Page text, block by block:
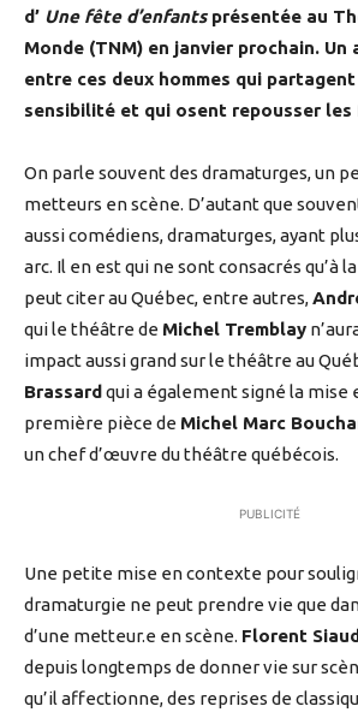
d’ Une fête d’enfantsprésentée au
Monde (TNM) en janvier prochain.
entre ces deux hommes qui partagent
sensibilité et qui osent repousser
On parle souvent des dramaturges, un
metteurs en scène. D’autant que
aussi comédiens, dramaturges, ayant
arc. Il en est qui ne sont consacrés qu’à
peut citer au Québec, entre autres,
qui le théâtre de Michel Tremblay
impact aussi grand sur le théâtre au
Brassardqui a également signé la mise
première pièce de Michel Marc
un chef d’œuvre du théâtre québécois.
PUBLICITÉ
Une petite mise en contexte pour
dramaturgie ne peut prendre vie que
d’une metteur.e en scène. Florent
depuis longtemps de donner vie sur
qu’il affectionne, des reprises de